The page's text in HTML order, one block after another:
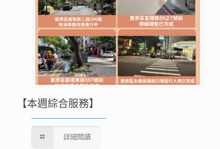
【本週綜合服務】
詳細閱讀